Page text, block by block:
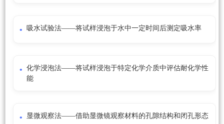
吸水试验法——将试样浸泡于水中一定时间后测定吸水率
化学浸泡法——将试样浸泡于特定化学介质中评估耐化学性
能
显微观察法——借助显微镜观察材料的孔隙结构和闭孔形态